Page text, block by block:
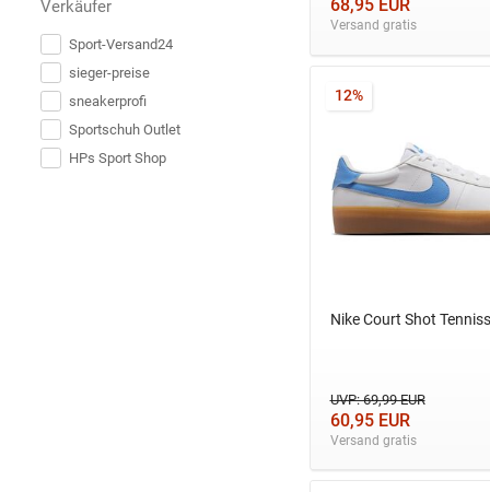
Verkäufer
Sport-Versand24
sieger-preise
sneakerprofi
Sportschuh Outlet
HPs Sport Shop
68,95 EUR
Versand gratis
Nike Court Shot
UVP: 69,99 EUR
60,95 EUR
Versand gratis
12%